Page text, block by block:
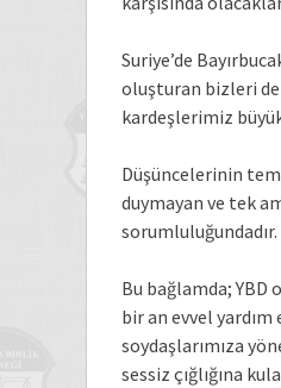
Suriye’de
oluşturan bizleri
kardeşlerimiz
Düşüncelerinin
duymayan ve tek
sorumluluğundadır.
Bu bağlamda; YBD
bir an evvel
soydaşlarımıza
sessiz çığlığına